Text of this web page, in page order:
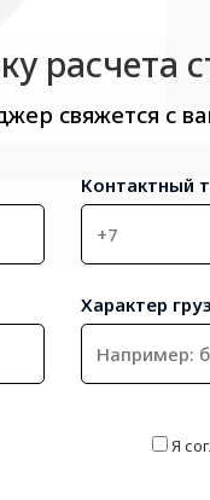
расчета
свяжется с
Контактный
Характер
Я